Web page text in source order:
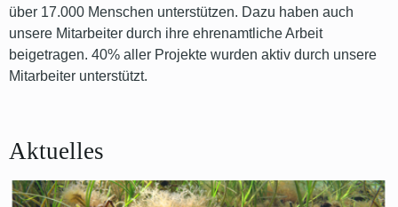
über 17.000 Menschen unterstützen. Dazu haben auch
unsere Mitarbeiter durch ihre ehrenamtliche Arbeit
beigetragen. 40% aller Projekte wurden aktiv durch unsere
Mitarbeiter unterstützt.
Aktuelles